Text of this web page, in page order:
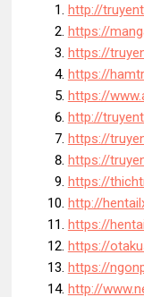
http://
https://
https://
https://
https://
http://
https://
https://
https://
http://
https://
https://
https://
http://